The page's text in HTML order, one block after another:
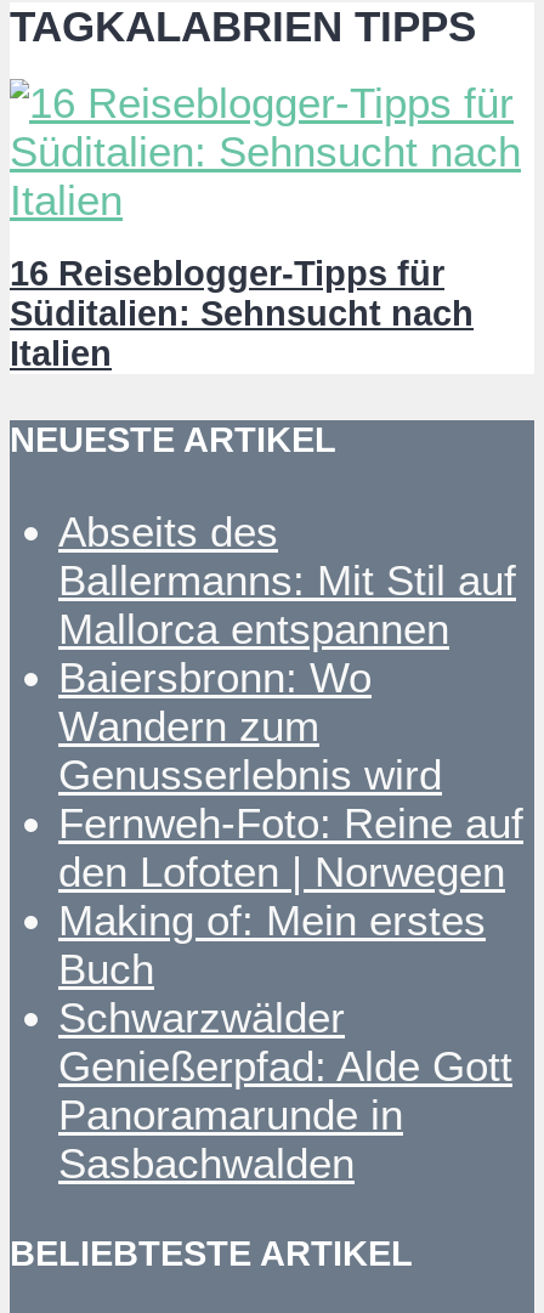
TAGKALABRIEN TIPPS
16 Reiseblogger-Tipps für
Süditalien: Sehnsucht nach
Italien
NEUESTE ARTIKEL
Abseits des
Ballermanns: Mit Stil auf
Mallorca entspannen
Baiersbronn: Wo
Wandern zum
Genusserlebnis wird
Fernweh-Foto: Reine auf
den Lofoten | Norwegen
Making of: Mein erstes
Buch
Schwarzwälder
Genießerpfad: Alde Gott
Panoramarunde in
Sasbachwalden
BELIEBTESTE ARTIKEL